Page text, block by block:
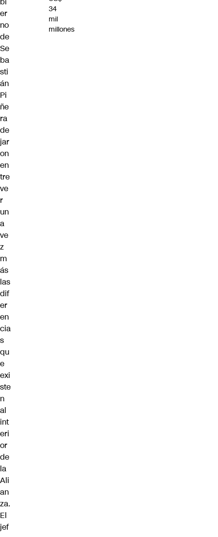
er
no
de
Se
ba
sti
án
Pi
ñe
ra
de
jar
on
en
tre
ve
r
un
a
ve
z
m
ás
las
dif
er
en
cia
s
qu
e
exi
ste
n
al
int
eri
or
de
la
Ali
an
za.
El
jef
34
mil
millones